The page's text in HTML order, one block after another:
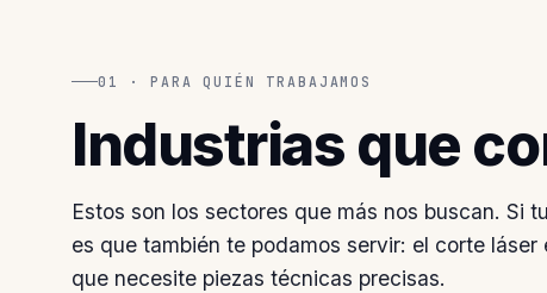
01 · PARA QUIÉN TRABAJAMOS
Industrias que
Estos son los sectores que más nos buscan. Si
es que también te podamos servir: el corte
que necesite piezas técnicas precisas.